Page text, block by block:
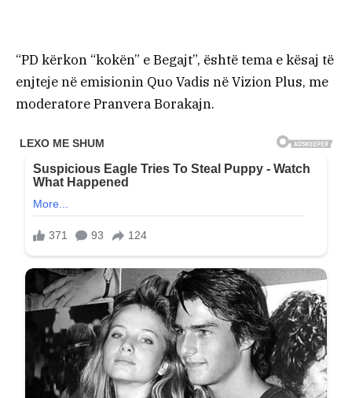
“PD kërkon “kokën” e Begajt”, është tema e kësaj të
enjteje në emisionin Quo Vadis në Vizion Plus, me
moderatore Pranvera Borakajn.